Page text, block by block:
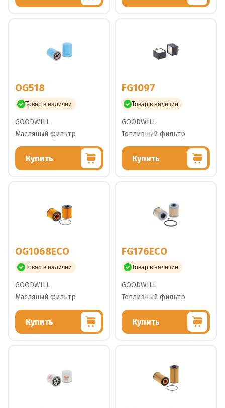
OG518
Товар в наличии
GOODWILL
Масляный фильтр
Купить
FG1097
Товар в наличии
GOODWILL
Топливный фильтр
Купить
OG1068ECO
Товар в наличии
GOODWILL
Масляный фильтр
Купить
FG176ECO
Товар в наличии
GOODWILL
Топливный фильтр
Купить